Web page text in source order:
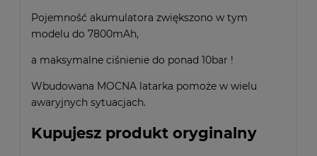
Pojemność akumulatora zwiększono w tym
modelu do 7800mAh,
a maksymalne ciśnienie do ponad 10bar !
Wbudowana MOCNA latarka pomoże w wielu
awaryjnych sytuacjach.
Kupujesz produkt oryginalny